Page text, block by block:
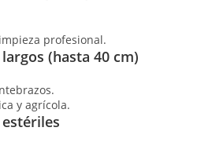
profesional.
(hasta 40 cm)
y agrícola.